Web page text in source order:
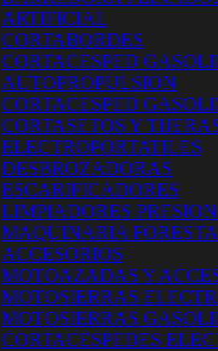
ARTIFICIAL
CORTABORDES
CORTACESPED
AUTOPROPULSION
CORTACESPED
CORTASETOS Y
ELECTROPORTATILES
DESBROZADORAS
ESCARIFICADORES
LIMPIADORES
MAQUINARIA
ACCESORIOS
MOTOAZADAS Y
MOTOSIERRAS
MOTOSIERRAS
CORTACESPEDES